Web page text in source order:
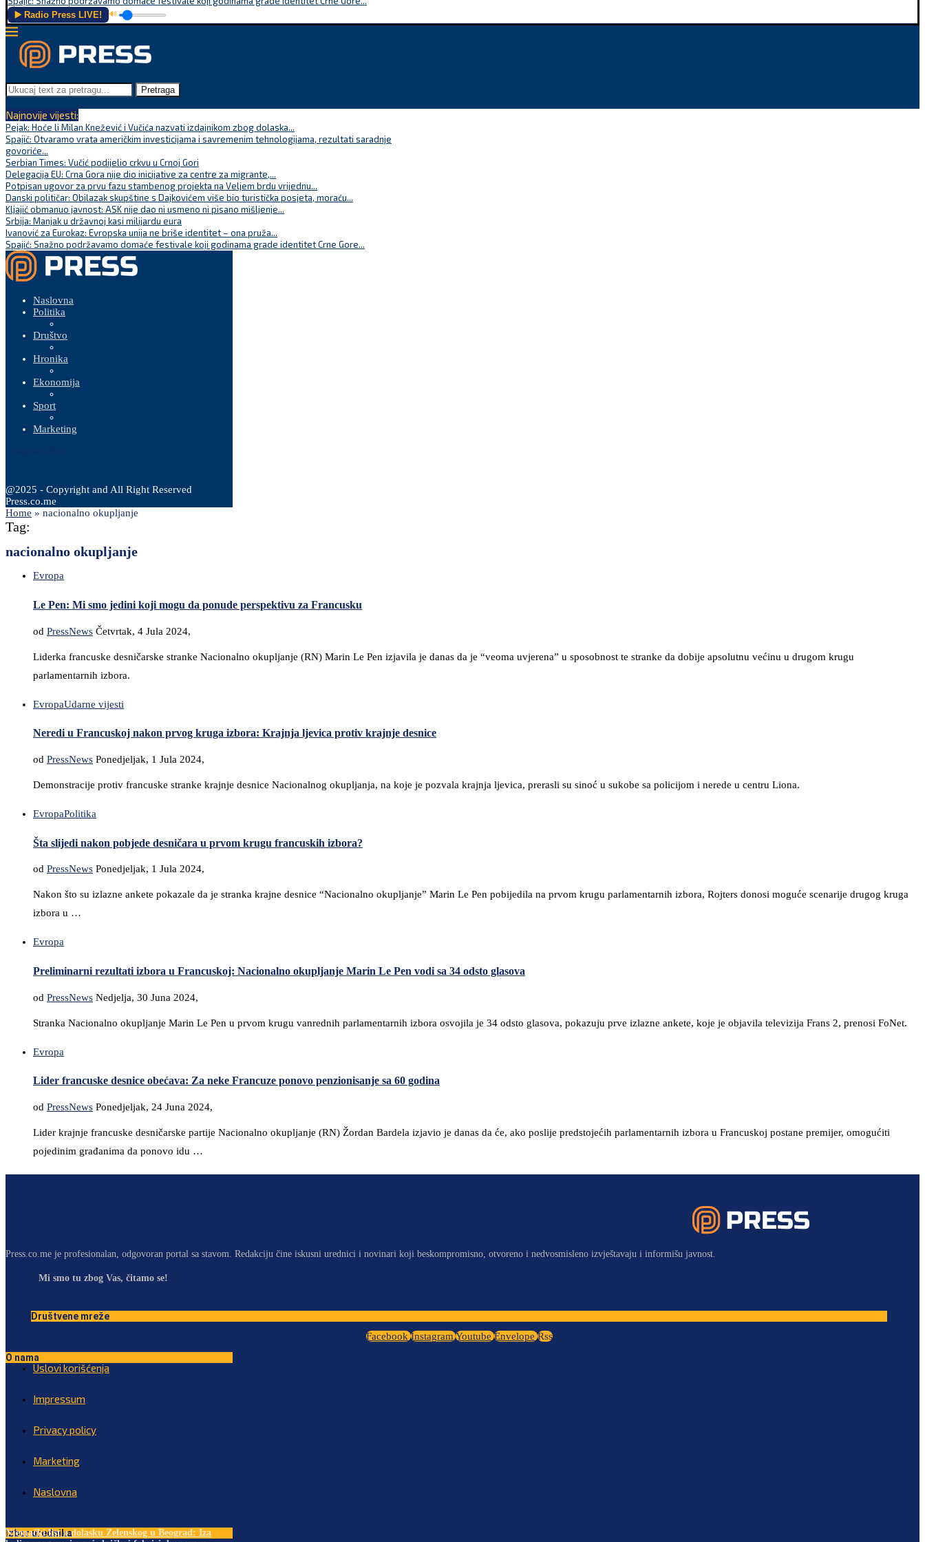
▶️ Radio Press LIVE! 🔊
Pretraga
Najnovije vijesti:
Pejak: Hoće li Milan Knežević i Vučića nazvati izdajnikom zbog dolaska...
Spajić: Otvaramo vrata američkim investicijama i savremenim tehnologijama, rezultati saradnje
govoriće...
Serbian Times: Vučić podijelio crkvu u Crnoj Gori
Delegacija EU: Crna Gora nije dio inicijative za centre za migrante,...
Potpisan ugovor za prvu fazu stambenog projekta na Veljem brdu vrijednu...
Danski političar: Obilazak skupštine s Dajkovićem više bio turistička posjeta, moraću...
Kljajić obmanuo javnost: ASK nije dao ni usmeno ni pisano mišljenje...
Srbija: Manjak u državnoj kasi milijardu eura
Ivanović za Eurokaz: Evropska unija ne briše identitet – ona pruža...
Spajić: Snažno podržavamo domaće festivale koji godinama grade identitet Crne Gore...
Naslovna
Politika
Društvo
Hronika
Ekonomija
Sport
Marketing
@2025 - Copyright and All Right Reserved
Press.co.me
Home » nacionalno okupljanje
Tag:
nacionalno okupljanje
Evropa
Le Pen: Mi smo jedini koji mogu da ponude perspektivu za Francusku
od PressNews Četvrtak, 4 Jula 2024,
Liderka francuske desničarske stranke Nacionalno okupljanje (RN) Marin Le Pen izjavila je danas da je “veoma uvjerena” u sposobnost te stranke da dobije apsolutnu većinu u drugom krugu
parlamentarnih izbora.
EvropaUdarne vijesti
Neredi u Francuskoj nakon prvog kruga izbora: Krajnja ljevica protiv krajnje desnice
od PressNews Ponedjeljak, 1 Jula 2024,
Demonstracije protiv francuske stranke krajnje desnice Nacionalnog okupljanja, na koje je pozvala krajnja ljevica, prerasli su sinoć u sukobe sa policijom i nerede u centru Liona.
EvropaPolitika
Šta slijedi nakon pobjede desničara u prvom krugu francuskih izbora?
od PressNews Ponedjeljak, 1 Jula 2024,
Nakon što su izlazne ankete pokazale da je stranka krajne desnice “Nacionalno okupljanje” Marin Le Pen pobijedila na prvom krugu parlamentarnih izbora, Rojters donosi moguće scenarije drugog kruga
izbora u …
Evropa
Preliminarni rezultati izbora u Francuskoj: Nacionalno okupljanje Marin Le Pen vodi sa 34 odsto glasova
od PressNews Nedjelja, 30 Juna 2024,
Stranka Nacionalno okupljanje Marin Le Pen u prvom krugu vanrednih parlamentarnih izbora osvojila je 34 odsto glasova, pokazuju prve izlazne ankete, koje je objavila televizija Frans 2, prenosi FoNet.
Evropa
Lider francuske desnice obećava: Za neke Francuze ponovo penzionisanje sa 60 godina
od PressNews Ponedjeljak, 24 Juna 2024,
Lider krajnje francuske desničarske partije Nacionalno okupljanje (RN) Žordan Bardela izjavio je danas da će, ako poslije predstojećih parlamentarnih izbora u Francuskoj postane premijer, omogućiti
pojedinim građanima da ponovo idu …
Press.co.me je profesionalan, odgovoran portal sa stavom. Redakciju čine iskusni urednici i novinari koji beskompromisno, otvoreno i nedvosmisleno izvještavaju i informišu javnost.
Mi smo tu zbog Vas, čitamo se!
Društvene mreže
Facebook Instagram Youtube Envelope Rss
O nama
Uslovi korišćenja
Impressum
Privacy policy
Marketing
Naslovna
Izbor urednika
Njemački list o dolasku Zelenskog u Beograd: Iza